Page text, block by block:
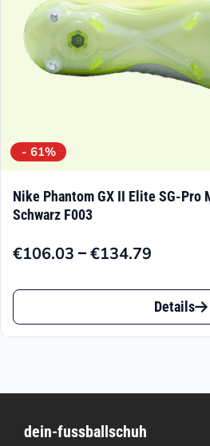
Produktseite
gewählt
werden
- 61%
Nike Phantom GX II Elite SG-Pro
Schwarz F003
€106.03 –€134.79
Preisspanne:
€106.03
€134.79
Dieses
Produkt
auf.
Details
dein-fussballschuh